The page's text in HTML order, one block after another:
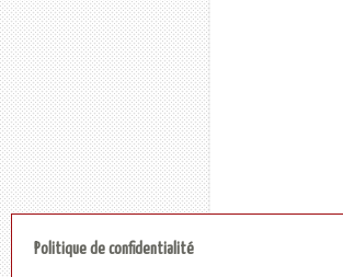
Politique de confidentialité